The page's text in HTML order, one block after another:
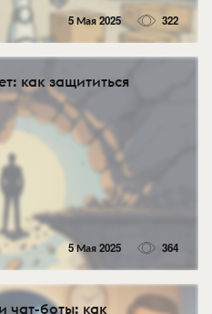
5 Мая 2025 322
как защититься
5 Мая 2025 364
чат-боты: как